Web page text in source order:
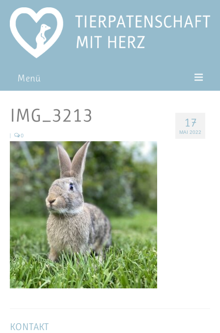
Menü
Pat*in werden
Patenschaft verschenken
Blog
FAQ
17
MAI 2022
IMG_3213
| 0
KONTAKT